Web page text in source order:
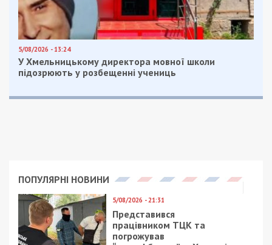
Facebook
Telegram
Twitter
WhatsApp
ViberEmail
Категории:Суспільство,Топ
бюджет участия Хмельников
Рекламні блоки дають нам змогу